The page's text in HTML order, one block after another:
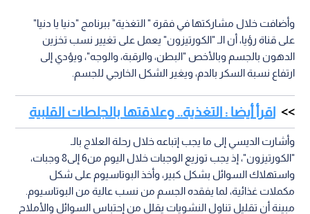
وأضافت خلال مشاركتها في فقرة " التغذية" ببرنامج "دنيا يا دنيا"
على قناة رؤيا، أن الـ "الكورتيزون" يعمل على تغيير نسب تخزين
الدهون بالجسم وبالأخص "البطن، والرقبة، والوجه"، ويؤدي إلى
ارتفاع نسبة السكر بالدم، ويغير الشكل الخارجي للجسم.
اقرأ أيضا : التغذية.. وعلاقتها بالجلطات القلبية
وأشارت الديسي إلى ما يجب إتباعه خلال رحلة العلاج بالـ
"الكورتيزون"، إذ يجب توزيع الوجبات خلال اليوم من6 إلى8 وجبات،
واستهلاك السوائل بشكل كبير، وأخذ البوتاسيوم على شكل
مكملات غذائية، لما يفقده الجسم من نسب عالية من البوتاسيوم.
مبينة أن تقليل تناول النشويات يقلل من إحتباس السوائل والأملاح